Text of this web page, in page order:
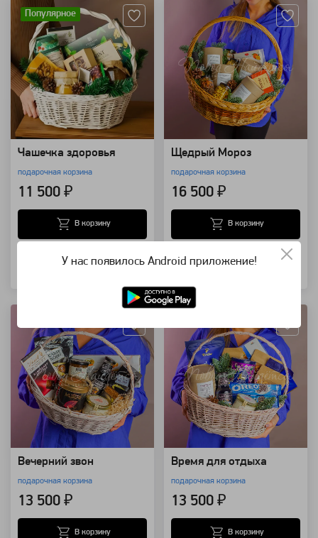
Популярное
Чашечка здоровья
подарочная корзина
11 500 ₽
Купить в 1 клик
В корзину
Щедрый Мороз
подарочная корзина
16 500 ₽
Купить в 1 клик
В корзину
Вечерний звон
подарочная корзина
13 500 ₽
В корзину
Артикул: 110010
Время для отдыха
подарочная корзина
13 500 ₽
В корзину
У нас появилось Android приложение!